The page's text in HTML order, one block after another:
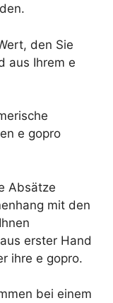
den Sie
aus Ihrem e
e gopro
Absätze
mit den
erster Hand
ihre e gopro.
bei einem